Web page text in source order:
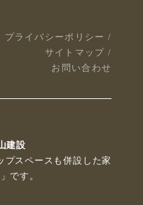
プライバシーポリシー /
サイトマップ /
お問い合わせ
建設
プスペースも併設した家
です。